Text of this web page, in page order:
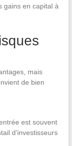
gains en capital à
mais
de bien
est souvent
d’investisseurs